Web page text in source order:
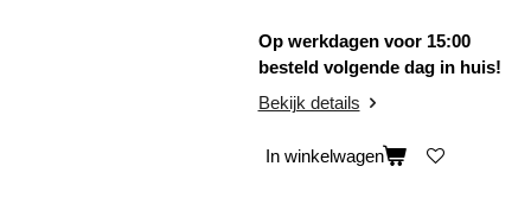
Op werkdagen voor 15:00
besteld volgende dag in huis!
Bekijk details
In winkelwagen